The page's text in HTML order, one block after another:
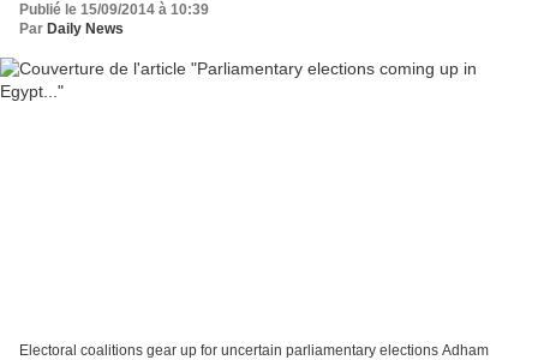
Publié le 15/09/2014 à 10:39
Par Daily News
Electoral coalitions gear up for uncertain parliamentary elections Adham